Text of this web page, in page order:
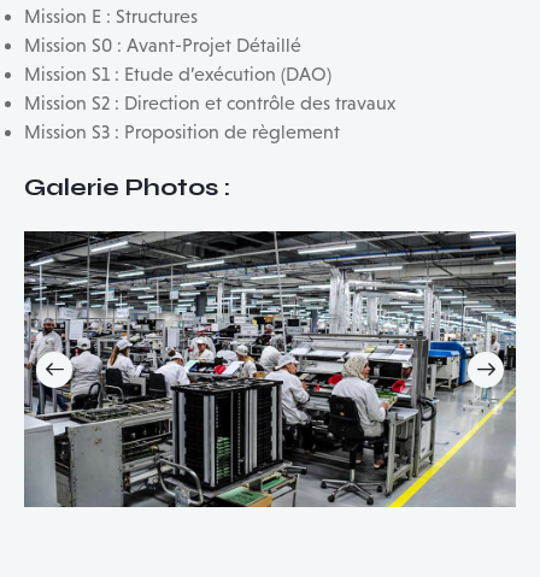
Mission E : Structures
Mission S0 : Avant-Projet Détaillé
Mission S1 : Etude d’exécution (DAO)
Mission S2 : Direction et contrôle des travaux
Mission S3 : Proposition de règlement
Galerie Photos :